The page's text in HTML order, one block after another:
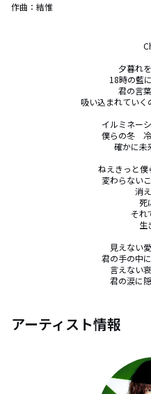
作曲： 結惟
夕暮れ
18時の藍
君の言
吸い込まれてい
イルミネー
僕らの冬　
確かに未
ねえきっと僕
変わらない
消
死
それ
生
見えない
君の手の中
言えない
君の涙に
アーティスト情報